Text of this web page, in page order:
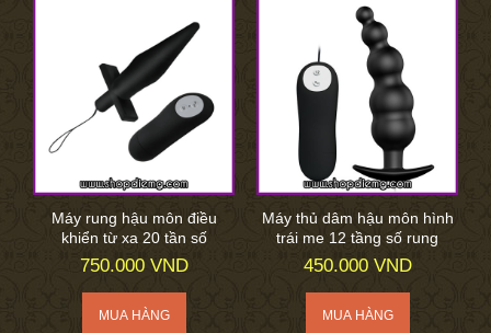
Máy rung hậu môn điều
khiển từ xa 20 tần số
750.000 VND
Máy thủ dâm hậu môn hình
trái me 12 tầng số rung
450.000 VND